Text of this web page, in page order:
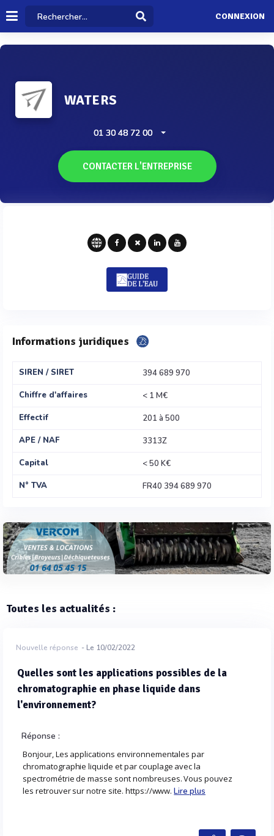
CONNEXION
WATERS
01 30 48 72 00
CONTACTER L'ENTREPRISE
Informations juridiques
SIREN / SIRET
394 689 970
Chiffre d'affaires
< 1 M€
Effectif
201 à 500
APE / NAF
3313Z
Capital
< 50 K€
N° TVA
FR40 394 689 970
Toutes les actualités :
Nouvelle réponse - Le 10/02/2022
Quelles sont les applications possibles de la
chromatographie en phase liquide dans
l'environnement?
Réponse :
Bonjour, Les applications environnementales par
chromatographie liquide et par couplage avec la
spectrométrie de masse sont nombreuses. Vous pouvez
les retrouver sur notre site. https://www.Lire plus